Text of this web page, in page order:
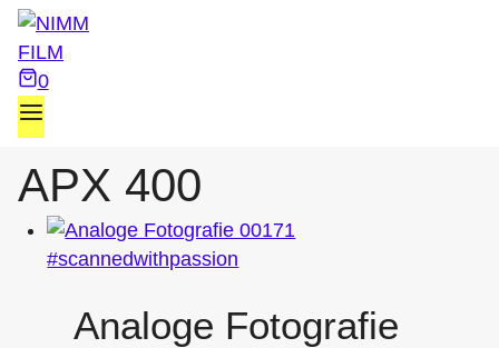
Zum
Inhalt
springen
0
APX 400
Analoge Fotografie